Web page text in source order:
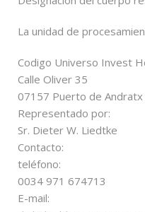
La unidad de
Codigo Universo Invest
Calle Oliver 35
07157 Puerto de Andratx
Representado por:
Sr. Dieter W. Liedtke
Contacto:
teléfono:
0034 971 674713
E-mail: